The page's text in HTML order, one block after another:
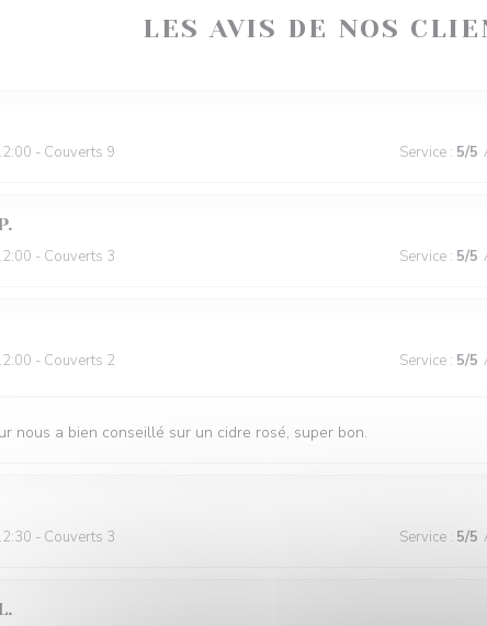
LES AVIS DE NOS
- Couverts 9 Service : 5/5
- Couverts 3 Service : 5/5
- Couverts 2 Service : 5/5
nous a bien conseillé sur un cidre rosé, super bon.
- Couverts 3 Service : 5/5